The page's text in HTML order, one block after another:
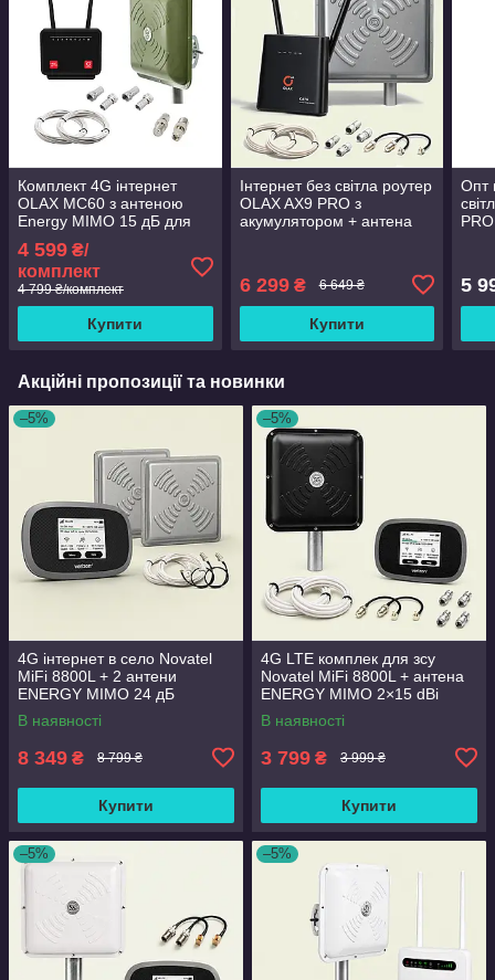
Комплект 4G інтернет
OLAX MC60 з антеною
Energy MIMO 15 дБ для
4 599 ₴/
комплект
4 799 ₴/комплект
Купити
Інтернет без світла роутер
OLAX AX9 PRO з
акумулятором + антена
6 299₴ 6 649 ₴
Купити
Опт
5
Акційні пропозиції та новинки
–5%
4G інтернет в село Novatel
MiFi 8800L + 2 антени
ENERGY MIMO 24 дБ
В наявності
8 349 ₴ 8 799 ₴
Купити
–5%
4G LTE комплек для зсу
Novatel MiFi 8800L + антена
ENERGY MIMO 2×15 dBi
чорна + кабель та
перехідники
В наявності
3 799 ₴ 3 999 ₴
Купити
–5% –5%